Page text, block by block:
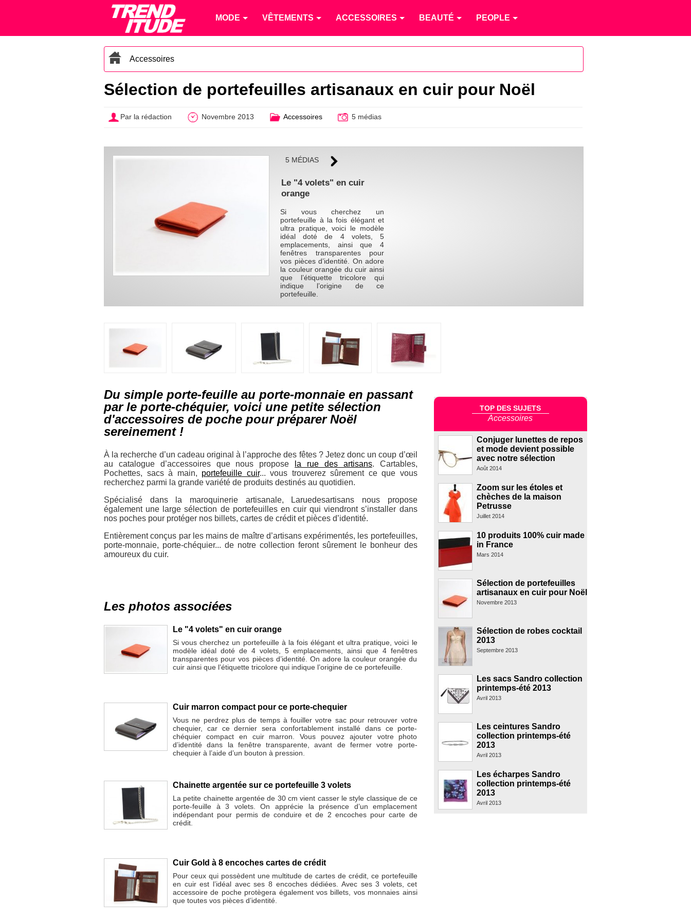
MODE VÊTEMENTS ACCESSOIRES BEAUTÉ PEOPLE
Accessoires
Sélection de portefeuilles artisanaux en cuir pour Noël
Par la rédaction Novembre 2013 Accessoires 5 médias
5 MÉDIAS
Le "4 volets" en cuir
orange
Si vous cherchez un
portefeuille à la fois élégant et
ultra pratique, voici le modèle
idéal doté de 4 volets, 5
emplacements, ainsi que 4
fenêtres transparentes pour
vos pièces d’identité. On adore
la couleur orangée du cuir ainsi
que l’étiquette tricolore qui
indique l’origine de ce
portefeuille.
Du simple porte-feuille au porte-monnaie en passant
par le porte-chéquier, voici une petite sélection
d'accessoires de poche pour préparer Noël
sereinement !
À la recherche d’un cadeau original à l’approche des fêtes ? Jetez donc un coup d’œil
au catalogue d’accessoires que nous propose
la rue des artisans. Cartables,
Pochettes, sacs à main, portefeuille cuir... vous trouverez sûrement ce que vous
recherchez parmi la grande variété de produits destinés au quotidien.
Spécialisé dans la maroquinerie artisanale, Laruedesartisans nous propose
également une large sélection de portefeuilles en cuir qui viendront s’installer dans
nos poches pour protéger nos billets, cartes de crédit et pièces d’identité.
Entièrement conçus par les mains de maître d’artisans expérimentés, les portefeuilles,
porte-monnaie, porte-chéquier... de notre collection feront sûrement le bonheur des
amoureux du cuir.
Les photos associées
Le "4 volets" en cuir orange
Si vous cherchez un portefeuille à la fois élégant et ultra pratique, voici le
modèle idéal doté de 4 volets, 5 emplacements, ainsi que 4 fenêtres
transparentes pour vos pièces d’identité. On adore la couleur orangée du
cuir ainsi que l’étiquette tricolore qui indique l’origine de ce portefeuille.
Cuir marron compact pour ce porte-chequier
Vous ne perdrez plus de temps à fouiller votre sac pour retrouver votre
chequier, car ce dernier sera confortablement installé dans ce porte-
chéquier compact en cuir marron. Vous pouvez ajouter votre photo
d’identité dans la fenêtre transparente, avant de fermer votre porte-
chequier à l’aide d’un bouton à pression.
Chainette argentée sur ce portefeuille 3 volets
La petite chainette argentée de 30 cm vient casser le style classique de ce
porte-feuille à 3 volets. On apprécie la présence d’un emplacement
indépendant pour permis de conduire et de 2 encoches pour carte de
crédit.
Cuir Gold à 8 encoches cartes de crédit
Pour ceux qui possèdent une multitude de cartes de crédit, ce portefeuille
en cuir est l’idéal avec ses 8 encoches dédiées. Avec ses 3 volets, cet
accessoire de poche protègera également vos billets, vos monnaies ainsi
que toutes vos pièces d’identité.
TOP DES SUJETS
Accessoires
Conjuger lunettes de repos
et mode devient possible
avec notre sélection
Août 2014
Zoom sur les étoles et
chèches de la maison
Petrusse
Juillet 2014
10 produits 100% cuir made
in France
Mars 2014
Sélection de portefeuilles
artisanaux en cuir pour Noël
Novembre 2013
Sélection de robes cocktail
2013
Septembre 2013
Les sacs Sandro collection
printemps-été 2013
Avril 2013
Les ceintures Sandro
collection printemps-été
2013
Avril 2013
Les écharpes Sandro
collection printemps-été
2013
Avril 2013